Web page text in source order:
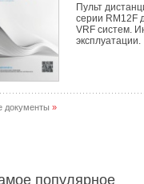
Краска для
состав,
30 ИЮЛЯ 2026
Пульт
серии RM12F
VRF систем.
эксплуатации.
документы »
популярное